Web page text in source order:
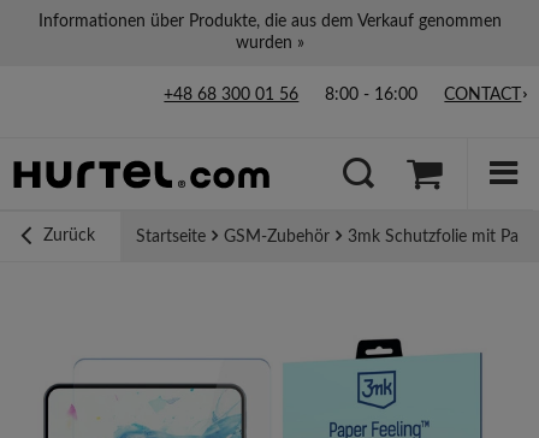
Informationen über Produkte, die aus dem Verkauf genommen
wurden »
+48 68 300 01 56 8:00 - 16:00 CONTACT
Zurück Startseite GSM-Zubehör 3mk Schutzfolie mit